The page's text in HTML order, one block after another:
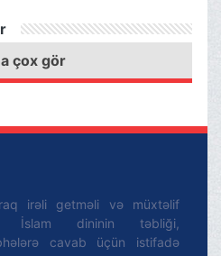
əcnəbilər onları xilas edə
çox gör
irəli getməli və müxtəlif
İslam dininin təbliği,
cavab üçün istifadə